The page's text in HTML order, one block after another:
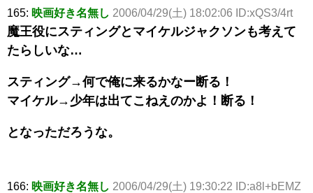
165: 映画好き名無し 2006/04/29(土) 18:02:06 ID:xQS3/4rt
魔王役にスティングとマイケルジャクソンも考えて
たらしいな…
スティング→何で俺に来るかなー断る！
マイケル→少年は出てこねえのかよ！断る！
となっただろうな。
166: 映画好き名無し 2006/04/29(土) 19:30:22 ID:a8l+bEMZ